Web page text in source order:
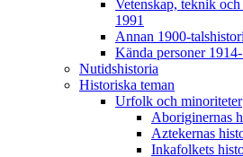
Vetenskap, teknik
1991
Annan 1900-
Kända personer
Nutidshistoria
Historiska teman
Urfolk och minoriteter
Aboriginernas
Aztekernas
Inkafolkets